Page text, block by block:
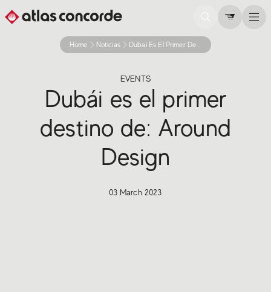
Home Noticias Dubai Es El Primer Destino De Around Design Meet Talk Connect
EVENTS
Dubái es el primer
destino de: Around
Design
03 March 2023